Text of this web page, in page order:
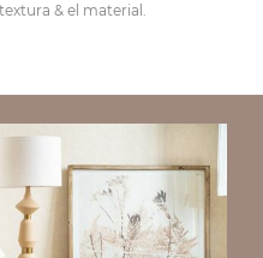
& el material.